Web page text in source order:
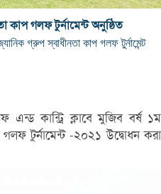
কাপ গলফ টুর্নামেন্ট অনুষ্ঠিত
গ্রুপ স্বাধীনতা কাপ গলফ টুর্নামেন্ট
এন্ড কান্ট্রি ক্লাবে মুজিব বর্ষ ১ম
টুর্নামেন্ট -২০২১ উদ্বোধন করা